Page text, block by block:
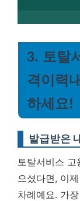
3. 토탈
격이력
하세요!
발급받은
토탈서비스
으셨다면, 이
차례예요. 가